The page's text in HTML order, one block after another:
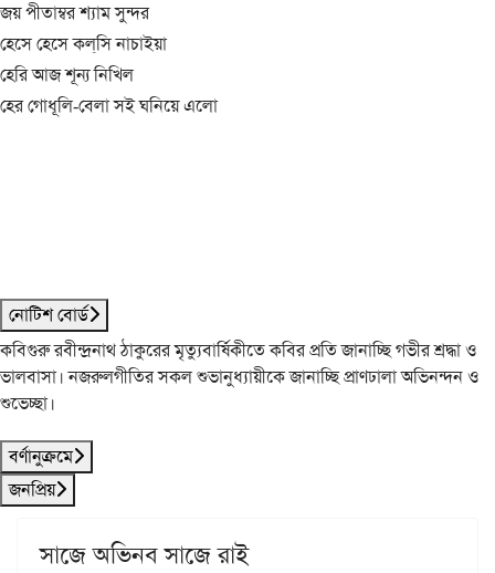
জয় পীতাম্বর শ্যাম সুন্দর
হেসে হেসে কল্‌সি নাচাইয়া
হেরি আজ শূন্য নিখিল
হের গোধূলি-বেলা সই ঘনিয়ে এলো
নোটিশ বোর্ড
কবিগুরু রবীন্দ্রনাথ ঠাকুরের মৃত্যুবার্ষিকীতে কবির প্রতি জানাচ্ছি গভীর শ্রদ্ধা ও
ভালবাসা। নজরুলগীতির সকল শুভানুধ্যায়ীকে জানাচ্ছি প্রাণঢালা অভিনন্দন ও
শুভেচ্ছা।
বর্ণানুক্রমে
জনপ্রিয়
সাজে অভিনব সাজে রাই